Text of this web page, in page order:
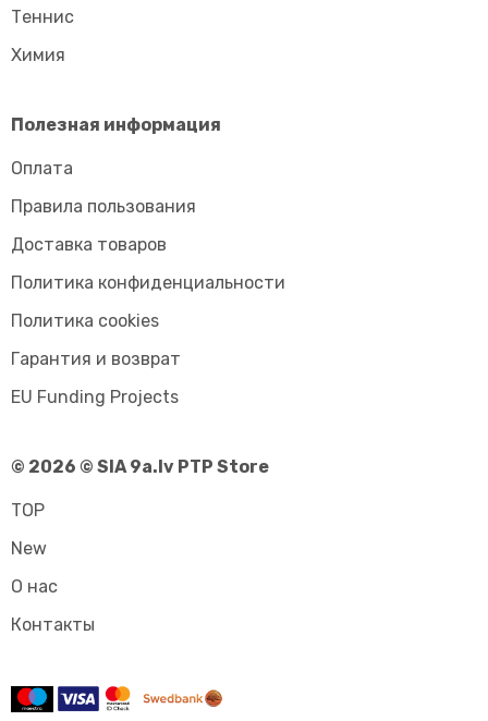
Tеннис
Химия
Полезная информация
Оплата
Правила пользования
Доставка товаров
Политика конфиденциальности
Политика cookies
Гарантия и возврат
EU Funding Projects
© 2026 © SIA 9a.lv PTP Store
TOP
New
О нас
Контакты